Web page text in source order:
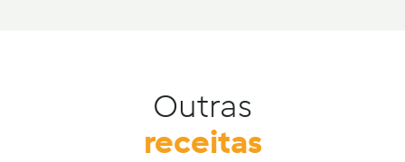
Outras
receitas